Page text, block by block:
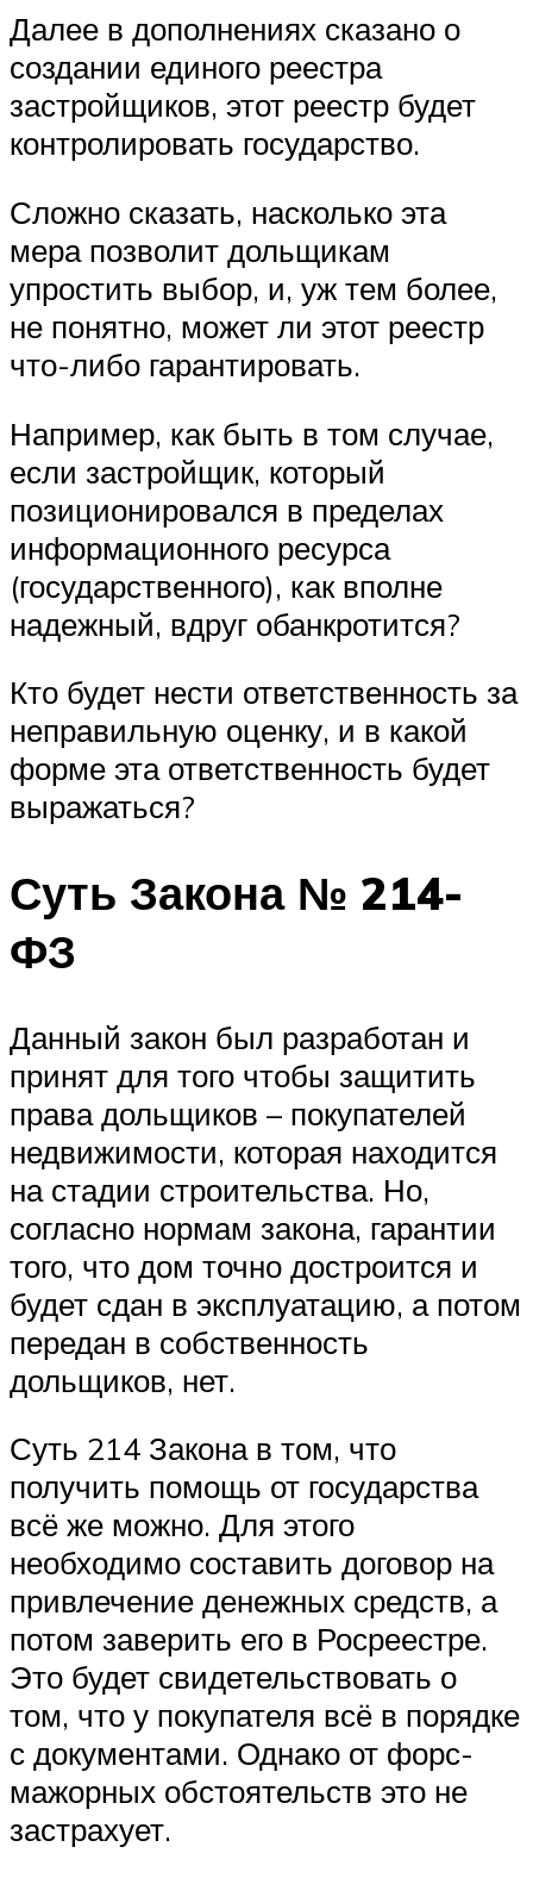
Далее в дополнениях сказано о
создании единого реестра
застройщиков, этот реестр будет
контролировать государство.
Сложно сказать, насколько эта
мера позволит дольщикам
упростить выбор, и, уж тем более,
не понятно, может ли этот реестр
что-либо гарантировать.
Например, как быть в том случае,
если застройщик, который
позиционировался в пределах
информационного ресурса
(государственного), как вполне
надежный, вдруг обанкротится?
Кто будет нести ответственность за
неправильную оценку, и в какой
форме эта ответственность будет
выражаться?
Суть Закона № 214-
ФЗ
Данный закон был разработан и
принят для того чтобы защитить
права дольщиков – покупателей
недвижимости, которая находится
на стадии строительства. Но,
согласно нормам закона, гарантии
того, что дом точно достроится и
будет сдан в эксплуатацию, а потом
передан в собственность
дольщиков, нет.
Суть 214 Закона в том, что
получить помощь от государства
всё же можно. Для этого
необходимо составить договор на
привлечение денежных средств, а
потом заверить его в Росреестре.
Это будет свидетельствовать о
том, что у покупателя всё в порядке
с документами. Однако от форс-
мажорных обстоятельств это не
застрахует.